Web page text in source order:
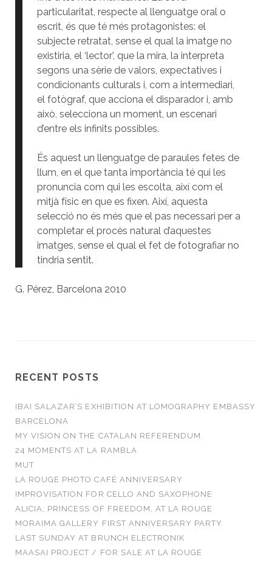
particularitat, respecte al llenguatge oral o
escrit, és que té més protagonistes: el
subjecte retratat, sense el qual la imatge no
existiria, el ‘lector’, que la mira, la interpreta
segons una sèrie de valors, expectatives i
condicionants culturals i, com a intermediari,
el fotògraf, que acciona el disparador i, amb
això, selecciona un moment, un escenari
d’entre els infinits possibles.
És aquest un llenguatge de paraules fetes de
llum, en el que tanta importància té qui les
pronuncia com qui les escolta, així com el
mitjà físic en que es fixen. Així, aquesta
selecció no és més que el pas necessari per a
completar el procès natural d’aquestes
imatges, sense el qual el fet de fotografiar no
tindria sentit.
G. Pérez, Barcelona 2010
RECENT POSTS
IBAI SALAZAR’S EXHIBITION AT LOMOGRAPHY EMBASSY
BARCELONA
MY VISION ON THE CATALAN REFERENDUM
24 MOMENTS AT LA RAMBLA
MUT
LA ROUGE PHOTO CAFÈ ANNIVERSARY
IMPROVISATION FOR CELLO AND SAXOPHONE
ALICIA, PRINCESS OF FREEDOM, AT LA ROUGE
MORAIMA GALLERY FIRST ANNIVERSARY PARTY
LAST SUNDAY AT BRUNCH ELECTRONIK
MAASAI PROJECT / FOR SALE AT LA ROUGE